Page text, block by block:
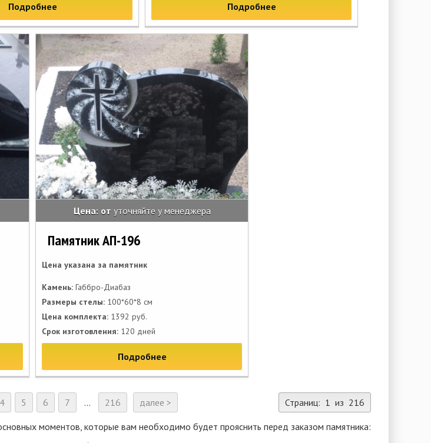
Подробнее Подробнее
Цена: от уточняйте у менеджера
Памятник АП-196
Цена указана за памятник
Камень: Габбро-Диабаз
Размеры стелы: 100*60*8 см
Цена комплекта: 1392 руб.
Срок изготовления: 120 дней
Подробнее
4 5 6 7 ... 216 далее > Страниц: 1 из 216
моментов, которые вам необходимо будет прояснить перед заказом памятника: